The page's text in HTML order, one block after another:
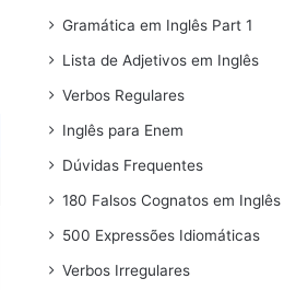
Gramática em Inglês Part 1
Lista de Adjetivos em Inglês
Verbos Regulares
Inglês para Enem
Dúvidas Frequentes
180 Falsos Cognatos em Inglês
500 Expressões Idiomáticas
Verbos Irregulares